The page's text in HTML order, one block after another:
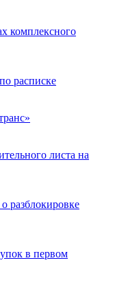
комплексного
расписке
листа на
разблокировке
в первом